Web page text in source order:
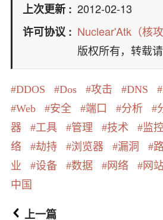
上次更新
2012-02-13
许可协议
Nuclear'Atk（核
版权所有，转载请
DDOS Dos 攻击 DNS
Web
安全 端口 分析
器
工具 管理 技术 监
络
劫持 浏览器 漏洞
业
设备 数据 网络 网
中国
上一篇